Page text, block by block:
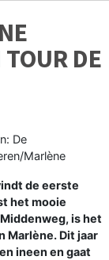
DE
De
Marlène
de eerste
het mooie
is het
Marlène. Dit jaar
ineen en gaat